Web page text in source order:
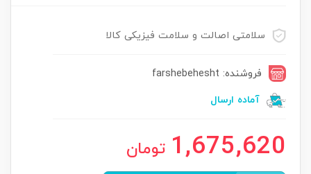
سلامتی اصالت و سلامت فیزیکی کالا
فروشنده: farshebehesht
آماده ارسال
1,675,620 تومان